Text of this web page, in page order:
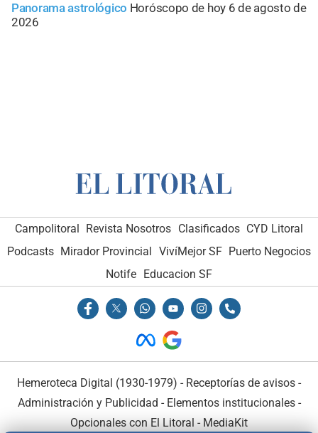
Panorama astrológico Horóscopo de hoy 6 de agosto de
2026
Campolitoral Revista Nosotros Clasificados CYD Litoral
Podcasts Mirador Provincial VivíMejor SF Puerto Negocios
Notife Educacion SF
Hemeroteca Digital (1930-1979) - Receptorías de avisos -
Administración y Publicidad - Elementos institucionales-
Opcionales con El Litoral - MediaKit